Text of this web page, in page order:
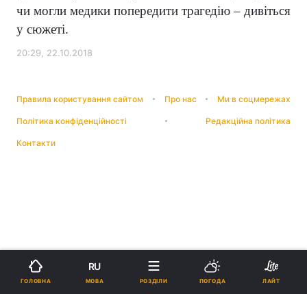
чи могли медики попередити трагедію – дивіться
у сюжеті.
20:29, 22.10.2018
Правила користування сайтом Про нас Ми в соцмережах
Політика конфіденційності Редакційна політика
Контакти
ГОЛОВНА
RU
МОВА РОЗДІЛИ ПОГОДА ЛАЙТ